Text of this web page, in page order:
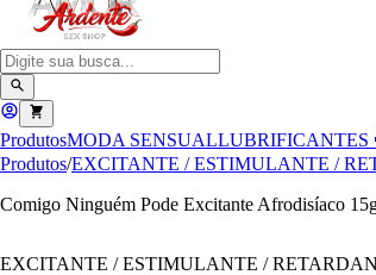
ProdutosMODA SENSUALLUBRIFICANTES
Produtos/EXCITANTE / ESTIMULANTE /
Comigo Ninguém Pode Excitante Afrodisíaco
EXCITANTE / ESTIMULANTE /